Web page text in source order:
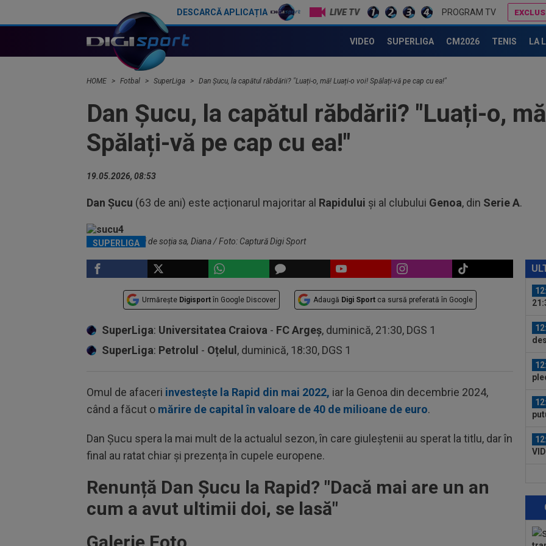
DESCARCĂ APLICAȚIA LIVE TV PROGRAM TV
VIDEO SUPERLIGA CM2026 TENIS LA
HOME Fotbal SuperLiga Dan Șucu, la capătul răbdării? "Luați-o, mă! Luați-o voi! Spălați-vă pe cap cu ea!"
Dan Șucu, la capătul răbdării? "Luați-o,
Spălați-vă pe cap cu ea!"
19.05.2026, 08:53
Dan Șucu (63 de ani) este acționarul majoritar al Rapidului și al clubului Genoa, din Serie A.
SUPERLIGA
Dan Șucu, alături de soția sa, Diana / Foto: Captură Digi Sport
Urmărește Digisport în Google Discover Adaugă Digi Sport ca sursă preferată în Google
SuperLiga: Universitatea Craiova - FC Argeș, duminică, 21:30, DGS 1
SuperLiga: Petrolul - Oțelul , duminică, 18:30, DGS 1
Omul de afaceri investește la Rapid din mai 2022, iar la Genoa din decembrie 2024,
când a făcut o mărire de capital în valoare de 40 de milioane de euro.
Dan Șucu spera la mai mult de la actualul sezon, în care giuleștenii au sperat la titlu, dar în
final au ratat chiar și prezența în cupele europene.
Renunță Dan Șucu la Rapid? "Dacă mai are un an
cum a avut ultimii doi, se lasă"
la...